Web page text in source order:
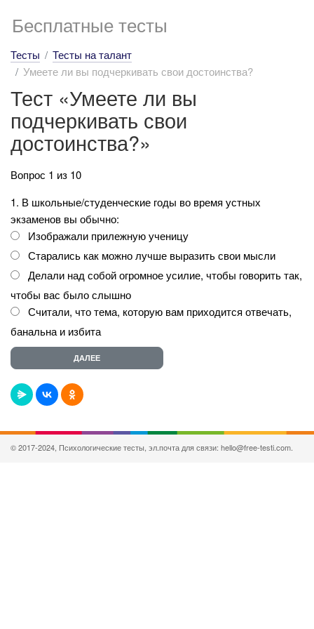
Бесплатные тесты
Тесты
Тесты на талант
Умеете ли вы подчеркивать свои достоинства?
Тест «Умеете ли вы
подчеркивать свои
достоинства?»
Вопрос 1 из 10
1. В школьные/студенческие годы во время устных
экзаменов вы обычно:
Изображали прилежную ученицу
Старались как можно лучше выразить свои мысли
Делали над собой огромное усилие, чтобы говорить так,
чтобы вас было слышно
Считали, что тема, которую вам приходится отвечать,
банальна и избита
© 2017-2024, Психологические тесты, эл.почта для связи: hello@free-testi.com.